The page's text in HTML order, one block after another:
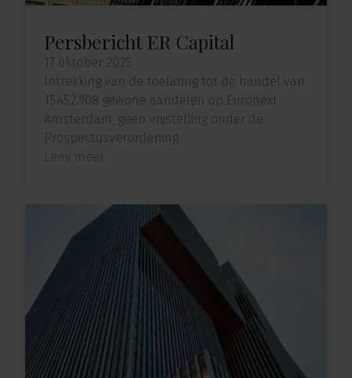
Persbericht ER Capital
17 oktober 2025
Intrekking van de toelating tot de handel van
15.452.908 gewone aandelen op Euronext
Amsterdam; geen vrijstelling onder de
Prospectusverordening.
Lees meer